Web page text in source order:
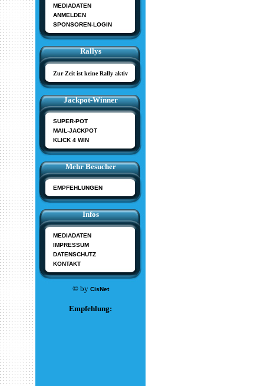
MEDIADATEN
ANMELDEN
SPONSOREN-LOGIN
Rallys
Zur Zeit ist keine Rally aktiv
Jackpot-Winner
SUPER-POT
MAIL-JACKPOT
KLICK 4 WIN
Mehr Besucher
EMPFEHLUNGEN
Infos
MEDIADATEN
IMPRESSUM
DATENSCHUTZ
KONTAKT
© by CisNet
Empfehlung: